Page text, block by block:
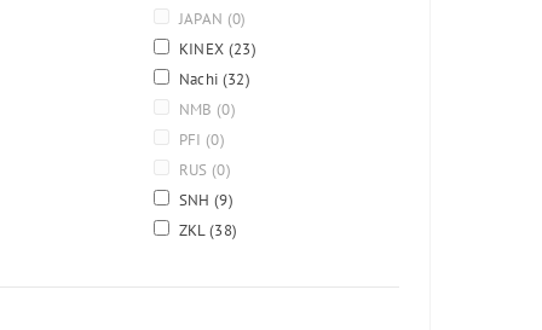
JAPAN (0)
KINEX (23)
Nachi (32)
NMB (0)
PFI (0)
RUS (0)
SNH(9)
ZKL(38)